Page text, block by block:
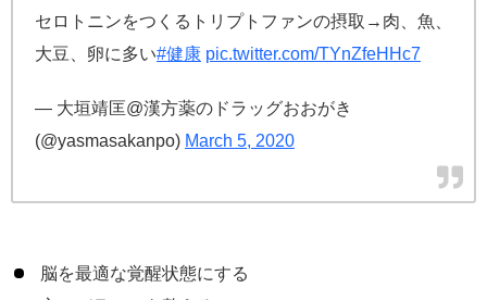
セロトニンをつくるトリプトファンの摂取→肉、魚、
大豆、卵に多い#健康 pic.twitter.com/TYnZfeHHc7
— 大垣靖匡@漢方薬のドラッグおおがき
(@yasmasakanpo) March 5, 2020
脳を最適な覚醒状態にする